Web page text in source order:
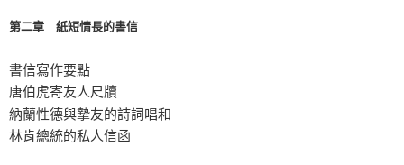
第二章 紙短情長的書信
書信寫作要點
唐伯虎寄友人尺牘
納蘭性德與摯友的詩詞唱和
林肯總統的私人信函